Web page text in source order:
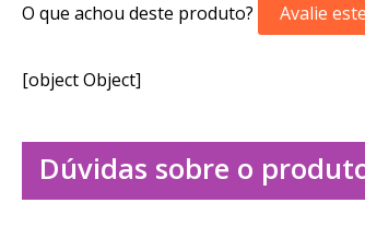
O que achou deste produto? Avalie
[object Object]
Dúvidas sobre o